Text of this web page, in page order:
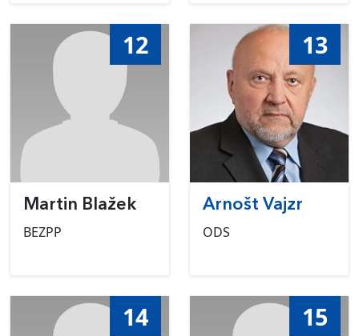
12
Martin Blažek
BEZPP
13
Arnošt Vajzr
ODS
14 15